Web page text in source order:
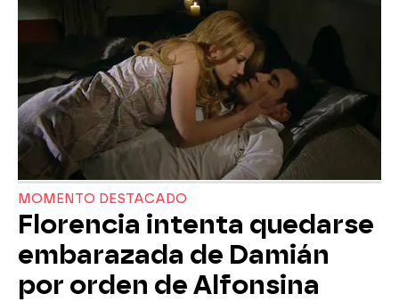
MOMENTO DESTACADO
Florencia intenta quedarse
embarazada de Damián
por orden de Alfonsina